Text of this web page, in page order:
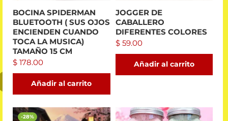
BOCINA SPIDERMAN
BLUETOOTH ( SUS OJOS
ENCIENDEN CUANDO
TOCA LA MUSICA)
TAMAÑO 15 CM
$ 178.00
Añadir al carrito
JOGGER DE
CABALLERO
DIFERENTES COLORES
$59.00
Añadir al carrito
-28%